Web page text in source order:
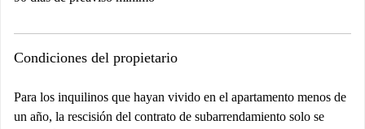
Condiciones del propietario
Para los inquilinos que hayan vivido en el apartamento menos de
un año, la rescisión del contrato de subarrendamiento solo se